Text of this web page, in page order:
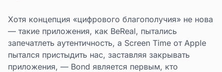
Хотя концепция «цифрового благополучия» не нова
— такие приложения, как BeReal, пытались
запечатлеть аутентичность, а Screen Time от Apple
пытался пристыдить нас, заставляя закрывать
приложения, — Bond является первым, кто